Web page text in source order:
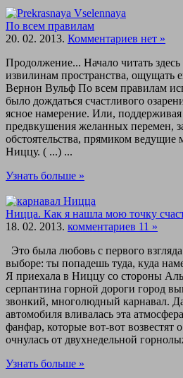
По всем правилам
20. 02. 2013. Комментариев нет »
Продолжение... Начало читать
извилинам пространства, ощущать
Вернон Вульф По всем правилам
было дождаться счастливого
ясное намерение. Или, поддерживая
предвкушения желанных перемен,
обстоятельства, прямиком ведущие
Ниццу. ( ...) ...
Узнать больше »
Ницца. Как я нашла мою точку
18. 02. 2013. комментариев 11 »
Это была любовь с первого
выборе: ты попадешь туда, куда
Я приехала в Ниццу со стороны
серпантина горной дороги город
звонкий, многолюдный карнавал.
автомобиля вливалась эта
фанфар, которые вот-вот возвестят
очнулась от двухнедельной
Узнать больше »